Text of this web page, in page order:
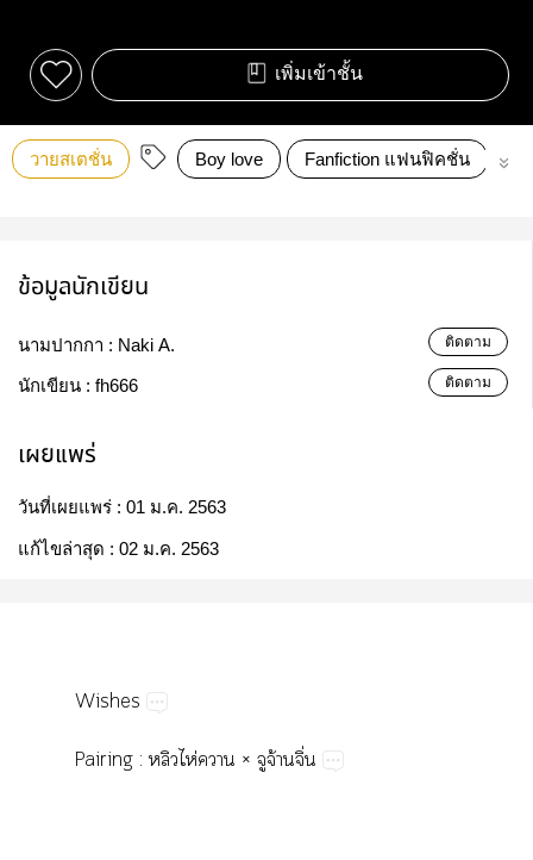
เพิ่มเข้าชั้น
วายสเตชั่น Boy love Fanfiction แฟนฟิคชั่น
ข้อมูลนักเขียน
นามปากกา : Naki A. ติดตาม
นักเขียน : fh666 ติดตาม
เผยแพร่
วันที่เผยแพร่ : 01 ม.ค. 2563
แก้ไขล่าสุด : 02 ม.ค. 2563
Wishes
Pairing​:​​ไห่​​×​​จ้ิ่